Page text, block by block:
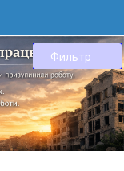
Фильтр